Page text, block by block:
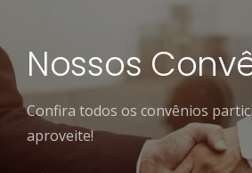
Nossos
Confira todos os convênios
aproveite!